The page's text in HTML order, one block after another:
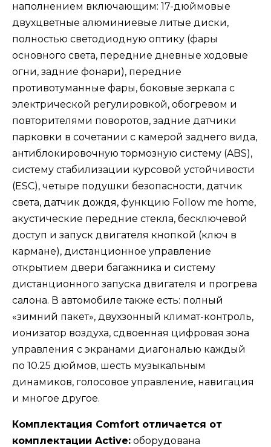
наполнением включающим: 17-дюймовые
двухцветные алюминиевые литые диски,
полностью светодиодную оптику (фары
основного света, передние дневные ходовые
огни, задние фонари), передние
противотуманные фары, боковые зеркала с
электрической регулировкой, обогревом и
повторителями поворотов, задние датчики
парковки в сочетании с камерой заднего вида,
антиблокировочную тормозную систему (ABS),
систему стабилизации курсовой устойчивости
(ESС), четыре подушки безопасности, датчик
света, датчик дождя, функцию Follow me home,
акустические передние стекла, бесключевой
доступ и запуск двигателя кнопкой (ключ в
кармане), дистанционное управление
открытием двери багажника и систему
дистанционного запуска двигателя и прогрева
салона. В автомобиле также есть: полный
«зимний пакет», двухзонный климат-контроль,
ионизатор воздуха, сдвоенная цифровая зона
управления с экранами диагональю каждый
по 10.25 дюймов, шесть музыкальным
динамиков, голосовое управление, навигация
и многое другое.
Комплектация Comfort отличается от
комплектации Active: оборудована